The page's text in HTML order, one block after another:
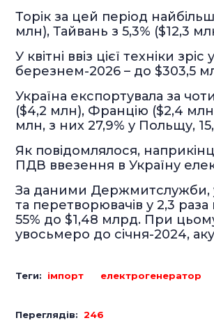
Торік за цей період
млн), Тайвань з 5,3% ($12,3
У квітні ввіз цієї техніки
березнем-2026 – до $303,5
Україна експортувала за
($4,2 млн), Францію ($2,4
млн, з них 27,9% у Польщу,
Як повідомлялося,
ПДВ ввезення в Україну
За даними Держмитслужби, у
та перетворювачів у 2,3
55% до $1,48 млрд. При
увосьмеро до січня-2024,
Теги: імпорт електрогенератор
Переглядів: 246